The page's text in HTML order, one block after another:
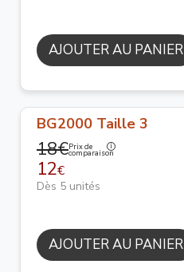
AJOUTER AU PANIER
BG2000 Taille 3
18€Prix de
comparaison
12€
Dès 5 unités
AJOUTER AU PANIER